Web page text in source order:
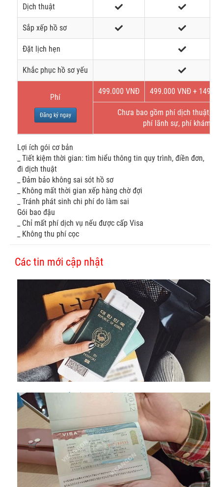
Dịch thuật
Sắp xếp hồ sơ
Đặt lịch hẹn
Khắc phục hồ sơ yếu
Phí
Đăng ký ngay
499.000 VNĐ 499.000 VNĐ + 149$
Chưa bao gồm phí dịch thuật,
phí lãnh sự, phí khám
Lợi ích gói cơ bản
_ Tiết kiệm thời gian: tìm hiểu thông tin quy trình, điền đơn,
đi dịch thuật
_ Đảm bảo không sai sót hồ sơ
_ Không mất thời gian xếp hàng chờ đợi
_ Tránh phát sinh chi phí do làm sai
Gói bao đậu
_ Chỉ mất phí dịch vụ nếu được cấp Visa
_ Không thu phí cọc
Các tin mới cập nhật
Có visa Hàn Quốc đi được những nước nào?